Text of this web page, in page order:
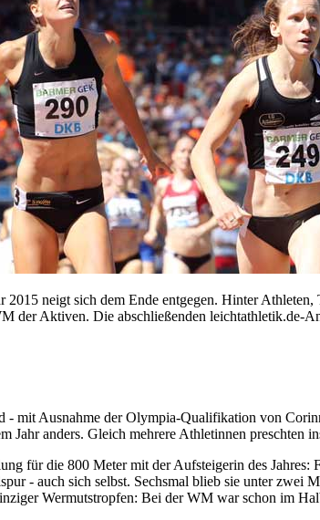
2015 neigt sich dem Ende entgegen. Hinter
der Aktiven. Die abschließenden leichtathletik.de-
- mit Ausnahme der Olympia-Qualifikation von
Jahr anders. Gleich mehrere Athletinnen
für die 800 Meter mit der Aufsteigerin des
- auch sich selbst. Sechsmal blieb sie unter
Wermutstropfen: Bei der WM war schon im